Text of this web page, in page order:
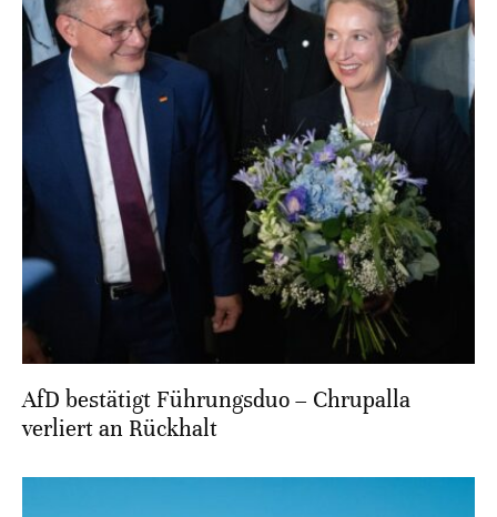
AfD bestätigt Führungsduo – Chrupalla
verliert an Rückhalt